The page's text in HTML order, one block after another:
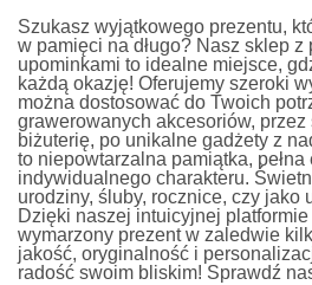
Szukasz wyjątkowego prezentu,
w pamięci na długo? Nasz sklep
upominkami to idealne miejsce,
każdą okazję! Oferujemy szeroki
można dostosować do Twoich
grawerowanych akcesoriów,
biżuterię, po unikalne gadżety z
to niepowtarzalna pamiątka, pełna
indywidualnego charakteru.
urodziny, śluby, rocznice, czy jako
Dzięki naszej intuicyjnej platformie
wymarzony prezent w zaledwie
jakość, oryginalność i
radość swoim bliskim! Sprawdź